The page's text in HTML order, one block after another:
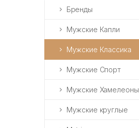
Бренды
Мужские Капли
Мужские Классика
Мужские Спорт
Мужские Хамелеоны
Мужские круглые